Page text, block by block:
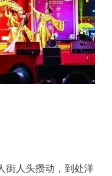
街人头攒动，到处洋